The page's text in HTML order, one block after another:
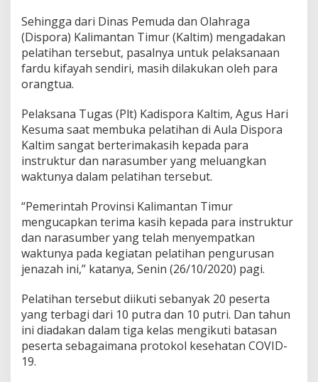
Sehingga dari Dinas Pemuda dan Olahraga
(Dispora) Kalimantan Timur (Kaltim) mengadakan
pelatihan tersebut, pasalnya untuk pelaksanaan
fardu kifayah sendiri, masih dilakukan oleh para
orangtua.
Pelaksana Tugas (Plt) Kadispora Kaltim, Agus Hari
Kesuma saat membuka pelatihan di Aula Dispora
Kaltim sangat berterimakasih kepada para
instruktur dan narasumber yang meluangkan
waktunya dalam pelatihan tersebut.
“Pemerintah Provinsi Kalimantan Timur
mengucapkan terima kasih kepada para instruktur
dan narasumber yang telah menyempatkan
waktunya pada kegiatan pelatihan pengurusan
jenazah ini,” katanya, Senin (26/10/2020) pagi.
Pelatihan tersebut diikuti sebanyak 20 peserta
yang terbagi dari 10 putra dan 10 putri. Dan tahun
ini diadakan dalam tiga kelas mengikuti batasan
peserta sebagaimana protokol kesehatan COVID-
19.